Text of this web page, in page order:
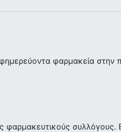
φαρμακεία στην
φαρμακευτικούς